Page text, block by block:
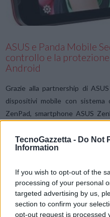
TecnoGazzetta - Do Not
Information
If you wish to opt-out of the
processing of your personal
targeted advertising by us,
section to confirm your
opt-out request is processed
ASUS e Panda Mobile
controllo e la
Android
Grazie alla partnership di
dispositivi mobile con
ZenPad, smartphone ASUS
Panda Mobile …